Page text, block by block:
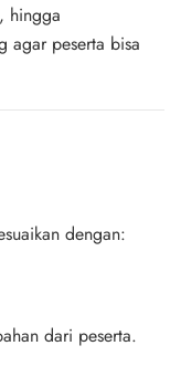
hingga
agar peserta bisa
dengan:
dari peserta.